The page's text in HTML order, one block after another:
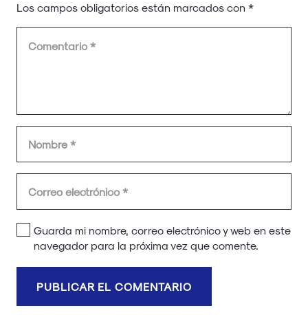
Los campos obligatorios están marcados con *
Guarda mi nombre, correo electrónico y web en este
navegador para la próxima vez que comente.
PUBLICAR EL COMENTARIO